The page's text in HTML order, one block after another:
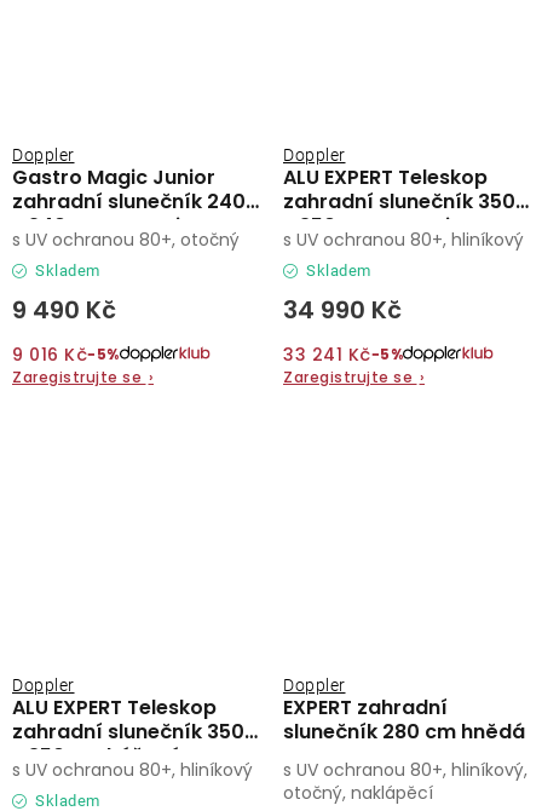
Gastro Magic Junior
zahradní slunečník 240
x 240 cm antracit
Doppler
Skladem
9 490 Kč
9 016 Kč−5%
Zaregistrujte se ›
s UV ochranou 80+, otočný
ALU EXPERT Teleskop
zahradní slunečník 350
x 350 cm antracit
Doppler
Skladem
34 990 Kč
33 241 Kč−5%
Zaregistrujte se ›
s UV ochranou 80+, hliníkový
ALU EXPERT Teleskop
zahradní slunečník 350
x 350 cm béžová
Doppler
Skladem
s UV ochranou 80+, hliníkový
EXPERT zahradní
slunečník 280 cm hnědá
Doppler
s UV ochranou 80+, hliníkový,
otočný, naklápěcí